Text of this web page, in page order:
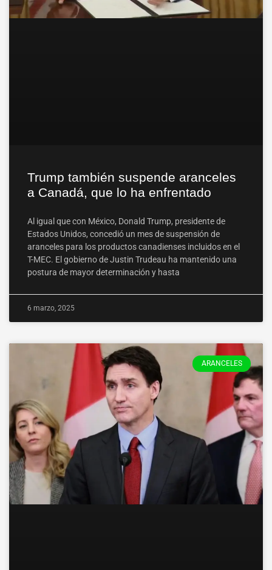
Trump también suspende aranceles
a Canadá, que lo ha enfrentado
Al igual que con México, Donald Trump, presidente de
Estados Unidos, concedió un mes de suspensión de
aranceles para los productos canadienses incluidos en el
T-MEC. El gobierno de Justin Trudeau ha mantenido una
postura de mayor determinación y hasta
6 marzo, 2025
ARANCELES